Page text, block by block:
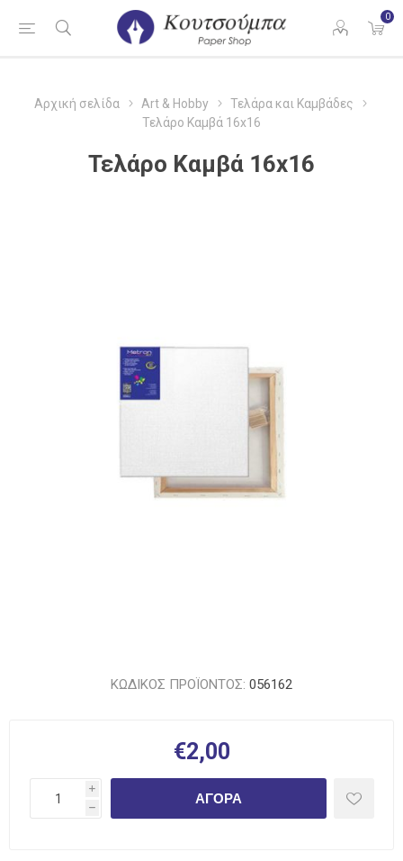
0
Αρχική σελίδα Art & Hobby
Τελάρα και Καμβάδες
Τελάρο Καμβά 16x16
Τελάρο Καμβά 16x16
ΚΩΔΙΚΟΣ ΠΡΟΪΟΝΤΟΣ: 056162
€2,00
i
h
ΑΓΟΡΆ